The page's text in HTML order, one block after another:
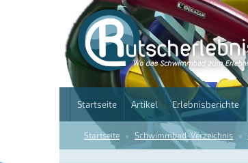
Startseite Artikel Erlebnisberichte
Startseite Schwimmbad-Verzeichnis